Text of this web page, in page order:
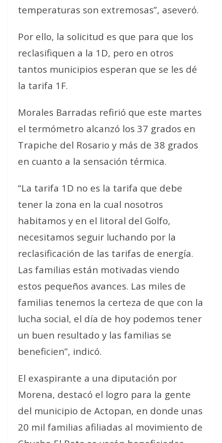
temperaturas son extremosas”, aseveró.
Por ello, la solicitud es que para que los
reclasifiquen a la 1D, pero en otros
tantos municipios esperan que se les dé
la tarifa 1F.
Morales Barradas refirió que este martes
el termómetro alcanzó los 37 grados en
Trapiche del Rosario y más de 38 grados
en cuanto a la sensación térmica.
“La tarifa 1D no es la tarifa que debe
tener la zona en la cual nosotros
habitamos y en el litoral del Golfo,
necesitamos seguir luchando por la
reclasificación de las tarifas de energía.
Las familias están motivadas viendo
estos pequeños avances. Las miles de
familias tenemos la certeza de que con la
lucha social, el día de hoy podemos tener
un buen resultado y las familias se
beneficien”, indicó.
El exaspirante a una diputación por
Morena, destacó el logro para la gente
del municipio de Actopan, en donde unas
20 mil familias afiliadas al movimiento de